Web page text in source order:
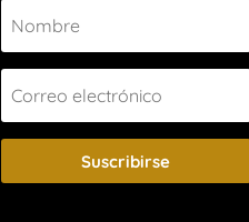
Suscribirse